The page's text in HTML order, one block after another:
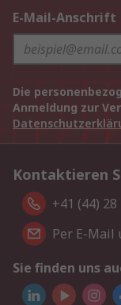
E-Mail-Anschrift
Die
Anmeldung zur
Kontaktieren
+41 (44) 28
Per E-
Sie finden uns